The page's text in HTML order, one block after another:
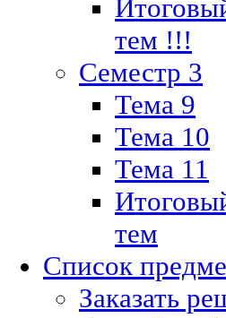
тем !!!
Семестр 3
Тема 9
Тема 10
Тема 11
тем
Список
Заказать